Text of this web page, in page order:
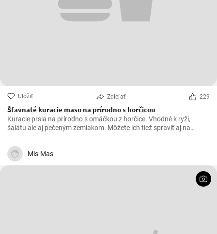
Uložiť Zdieľať 229
Šťavnaté kuracie maso na prírodno s horčicou
Kuracie prsia na prírodno s omáčkou z horčice. Vhodné k ryži,
šalátu ale aj pečeným zemiakom. Môžete ich tiež spraviť aj na
spôsob šťavnatých kuracích rezňov - taktiež na prírodno.
Mis-Mas